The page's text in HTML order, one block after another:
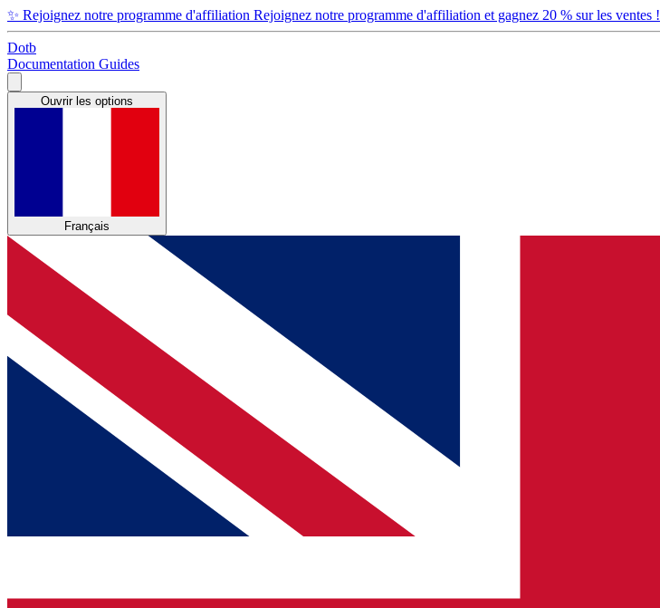
✨ Rejoignez notre programme d'affiliation Rejoignez notre programme d'affiliation et gagnez 20 % sur les ventes !
Dotb
Documentation Guides
Ouvrir les options
Français